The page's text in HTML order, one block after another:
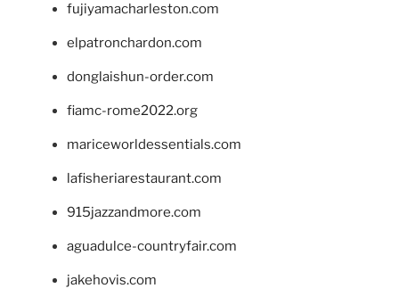
fujiyamacharleston.com
elpatronchardon.com
donglaishun-order.com
fiamc-rome2022.org
mariceworldessentials.com
lafisheriarestaurant.com
915jazzandmore.com
aguadulce-countryfair.com
jakehovis.com